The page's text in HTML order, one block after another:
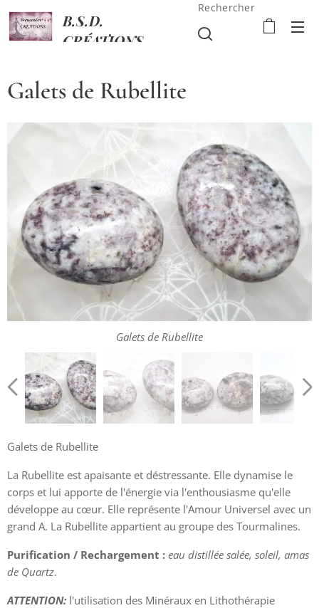
B.S.D.
CRÉATIONS
Rechercher
Galets de Rubellite
Galets de Rubellite
Galets de Rubellite
Galets de Rubellite
Galets de Rubellite
Galets de Rubellite
Galets de Rubellite
Galets de Rubellite
Galets de Rubellite
La Rubellite est apaisante et déstressante. Elle dynamise le
corps et lui apporte de l'énergie via l'enthousiasme qu'elle
développe au cœur. Elle représente l'Amour Universel avec un
grand A. La Rubellite appartient au groupe des Tourmalines.
Purification / Rechargement : eau distillée salée, soleil, amas
de Quartz.
ATTENTION: l'utilisation des Minéraux en Lithothérapie